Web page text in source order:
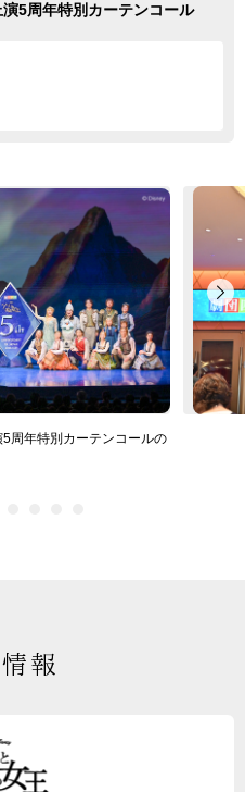
演5周年特別カーテンコール
5周年特別カーテンコールの
報